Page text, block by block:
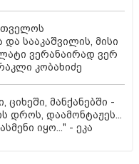
სააკაშვილის, მისი
ვერანაირად ვერ
კობახიძე
მანქანებში -
დაამონტაჟეს...
იყო..." - ეკა